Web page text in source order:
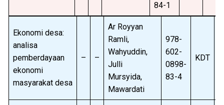
84-1
Ekonomi desa:
analisa
pemberdayaan
ekonomi
masyarakat desa
– –
Ar Royyan
Ramli,
Wahyuddin,
Julli
Mursyida,
Mawardati
978-
602-
0898-
83-4
KDT